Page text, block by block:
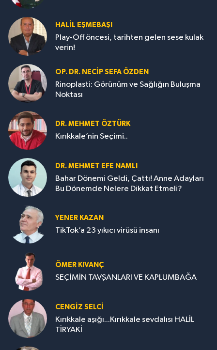
HALIL EŞMEBAŞI
Play-Off öncesi, tarihten gelen sese kulak
verin!
OP. DR. NECIP SEFA ÖZDEN
Rinoplasti: Görünüm ve Sağlığın Buluşma
Noktası
DR. MEHMET ÖZTÜRK
Kırıkkale’nin Seçimi..
DR. MEHMET EFE NAMLI
Bahar Dönemi Geldi, Çattı! Anne Adayları
Bu Dönemde Nelere Dikkat Etmeli?
YENER KAZAN
TikTok’a 23 yıkıcı virüsü insanı
ÖMER KIVANÇ
SEÇİMİN TAVŞANLARI VE KAPLUMBAĞA
CENGİZ SELCİ
Kırıkkale aşığı...Kırıkkale sevdalısı HALİL
TİRYAKİ